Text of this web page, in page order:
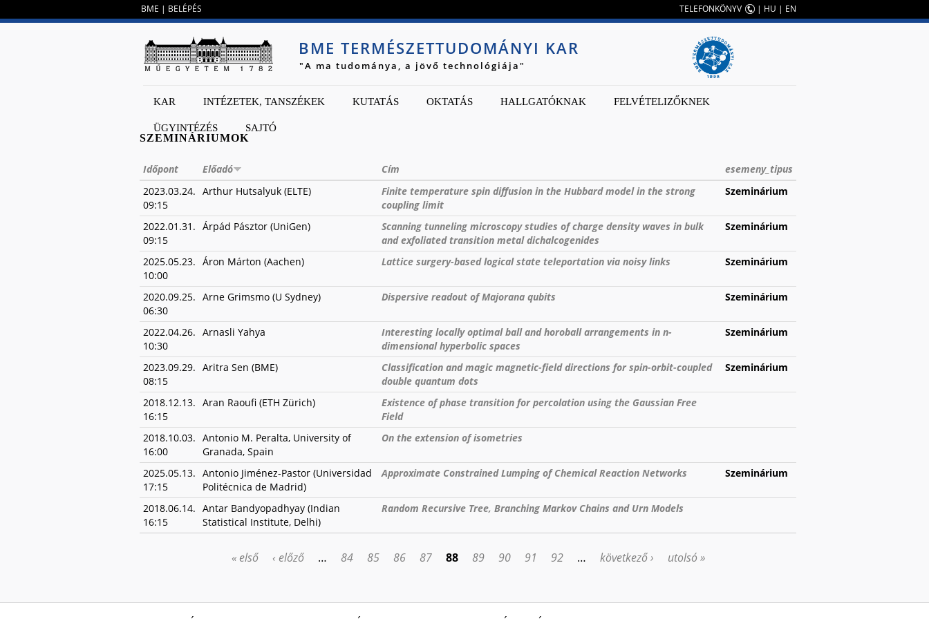
BME | BELÉPÉS TELEFONKÖNYV | HU | EN
BME TERMÉSZETTUDOMÁNYI KAR
"A ma tudománya, a jövő technológiája"
KAR INTÉZETEK, TANSZÉKEK KUTATÁS OKTATÁS HALLGATÓKNAK FELVÉTELIZŐKNEK
ÜGYINTÉZÉS SAJTÓ
SZEMINÁRIUMOK
Időpont Előadó Cím
esemeny_tipus
2023.03.24.
09:15
Arthur Hutsalyuk (ELTE)
Finite temperature spin diffusion in the Hubbard model in the strong
coupling limit
Szeminárium
2022.01.31.
09:15
Árpád Pásztor (UniGen)
Scanning tunneling microscopy studies of charge density waves in bulk
and exfoliated transition metal dichalcogenides
Szeminárium
2025.05.23.
10:00
Áron Márton (Aachen) Lattice surgery-based logical state teleportation via noisy links Szeminárium
2020.09.25.
06:30
Arne Grimsmo (U Sydney) Dispersive readout of Majorana qubits Szeminárium
2022.04.26.
10:30
Arnasli Yahya
Interesting locally optimal ball and horoball arrangements in n-
dimensional hyperbolic spaces
Szeminárium
2023.09.29.
08:15
Aritra Sen (BME)
Classification and magic magnetic-field directions for spin-orbit-coupled
double quantum dots
Szeminárium
2018.12.13.
16:15
Aran Raoufi (ETH Zürich)
Existence of phase transition for percolation using the Gaussian Free
Field
2018.10.03.
16:00
Antonio M. Peralta, University of
Granada, Spain
On the extension of isometries
2025.05.13.
17:15
Antonio Jiménez-Pastor (Universidad
Politécnica de Madrid)
Approximate Constrained Lumping of Chemical Reaction Networks Szeminárium
2018.06.14.
16:15
Antar Bandyopadhyay (Indian
Statistical Institute, Delhi)
Random Recursive Tree, Branching Markov Chains and Urn Models
« első ‹ előző … 84 85 86 87 88 89 90 91 92 … következő › utolsó »